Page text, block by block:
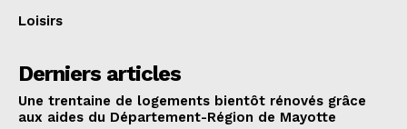
Loisirs
Derniers articles
Une trentaine de logements bientôt rénovés grâce
aux aides du Département-Région de Mayotte